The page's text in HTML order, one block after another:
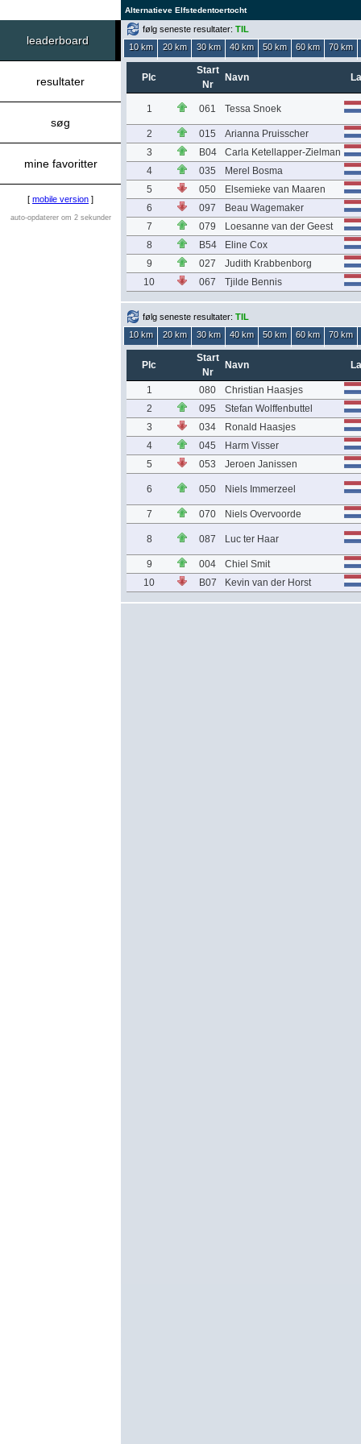
Alternatieve Elfstedentoertocht
leaderboard
resultater
søg
mine favoritter
[ mobile version ]
auto-opdaterer om 2 sekunder
følg seneste resultater: TIL
10 km
20 km 30 km 40 km 50 km 60 km 70 km
Plc
Start
Nr
Navn
1 061 Tessa Snoek
2 015
Arianna Pruisscher
3
B04
Carla Ketellapper-Zielman
4
035
Merel Bosma
5
050
Elsemieke van Maaren
6
097
Beau Wagemaker
7
079
Loesanne van der Geest
8
B54
Eline Cox
9
027
Judith Krabbenborg
10
067 Tjilde Bennis
følg seneste resultater: TIL
10 km
20 km 30 km 40 km 50 km 60 km 70 km
Plc
Start
Nr
Navn
1 080
Christian Haasjes
2
095
Stefan Wolffenbuttel
3
034
Ronald Haasjes
4
045
Harm Visser
5
053 Jeroen Janissen
6 050 Niels Immerzeel
7 070 Niels Overvoorde
8 087 Luc ter Haar
9 004
Chiel Smit
10
B07 Kevin van der Horst